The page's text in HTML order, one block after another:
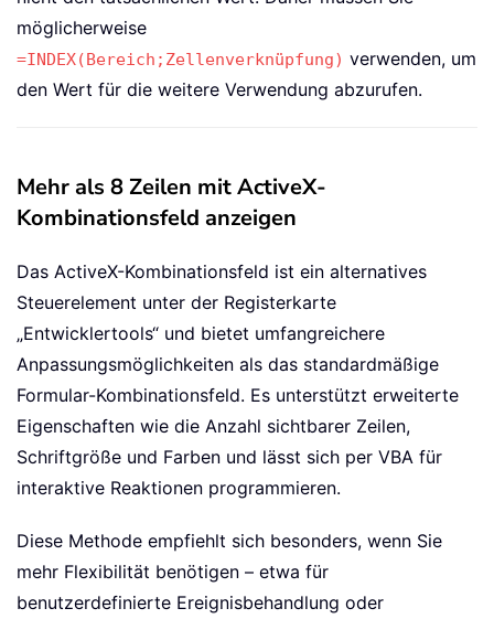
möglicherweise
=INDEX(Bereich;Zellenverknüpfung) verwenden, um
den Wert für die weitere Verwendung abzurufen.
Mehr als 8 Zeilen mit ActiveX-
Kombinationsfeld anzeigen
Das ActiveX-Kombinationsfeld ist ein alternatives
Steuerelement unter der Registerkarte
„Entwicklertools“ und bietet umfangreichere
Anpassungsmöglichkeiten als das standardmäßige
Formular-Kombinationsfeld. Es unterstützt erweiterte
Eigenschaften wie die Anzahl sichtbarer Zeilen,
Schriftgröße und Farben und lässt sich per VBA für
interaktive Reaktionen programmieren.
Diese Methode empfiehlt sich besonders, wenn Sie
mehr Flexibilität benötigen – etwa für
benutzerdefinierte Ereignisbehandlung oder